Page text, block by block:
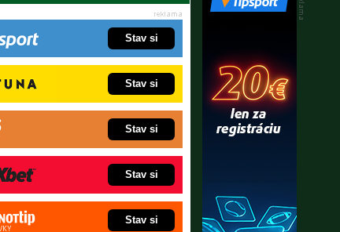
Stav si
Stav si
Stav si
Stav si
Stav si